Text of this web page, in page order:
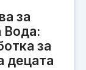
за
Вода:
за
децата